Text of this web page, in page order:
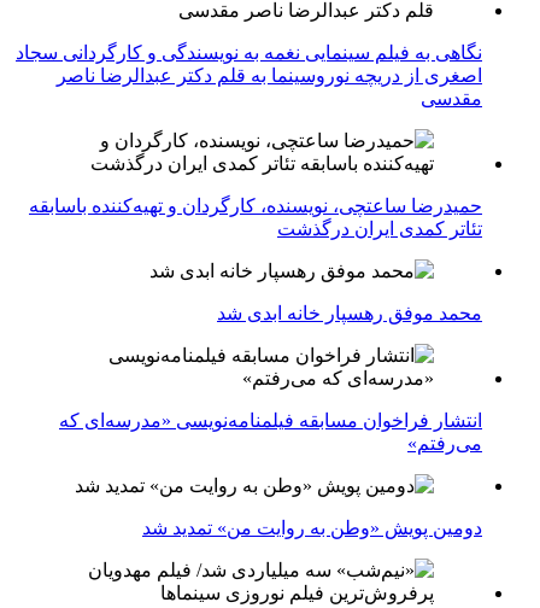
نگاهی به فیلم سینمایی نغمه به نویسندگی و کارگردانی سجاد
اصغری از دریچه نوروسینما به قلم دکتر عبدالرضا ناصر
مقدسی
حمیدرضا ساعتچی، نویسنده، کارگردان و تهیه‌کننده باسابقه
تئاتر کمدی ایران درگذشت
محمد موفق رهسپار خانه ابدی شد
انتشار فراخوان مسابقه فیلمنامه‌نویسی «مدرسه‌ای که
می‌رفتم»
دومین پویش «وطن به روایت من» تمدید شد